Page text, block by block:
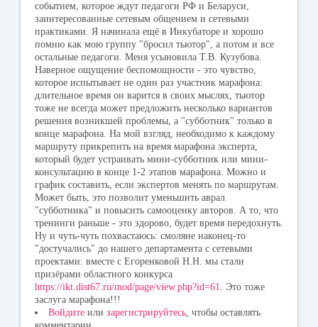
событием, которое ждут педагоги РФ и Беларуси,
заинтересованные сетевым общением и сетевыми
практиками. Я начинала ещё в Инкубаторе и хорошо
помню как мою группу "бросил тьютор", а потом и все
остальные педагоги. Меня усыновила Т.В. Кузубова.
Наверное ощущение беспомощности - это чувство,
которое испытывает не один раз участник марафона:
длительное время он варится в своих мыслях, тьютор
тоже не всегда может предложить несколько вариантов
решения возникшей проблемы, а "субботник" только в
конце марафона. На мой взгляд, необходимо к каждому
маршруту прикрепить на время марафона эксперта,
который будет устраивать мини-субботник или мини-
консультацию в конце 1-2 этапов марафона. Можно и
график составить, если экспертов менять по маршрутам.
Может быть, это позволит уменьшить аврал
"субботника" и повысить самооценку авторов. А то, что
тренинги раньше - это здорово, будет время передохнуть.
Ну и чуть-чуть похвастаюсь: смоляне наконец-то
"достучались" до нашего департамента с сетевыми
проектами: вместе с Егоренковой Н.Н. мы стали
призёрами областного конкурса
https://ikt.dist67.ru/mod/page/view.php?id=61. Это тоже
заслуга марафона!!!
Войдите или зарегистрируйтесь, чтобы оставлять